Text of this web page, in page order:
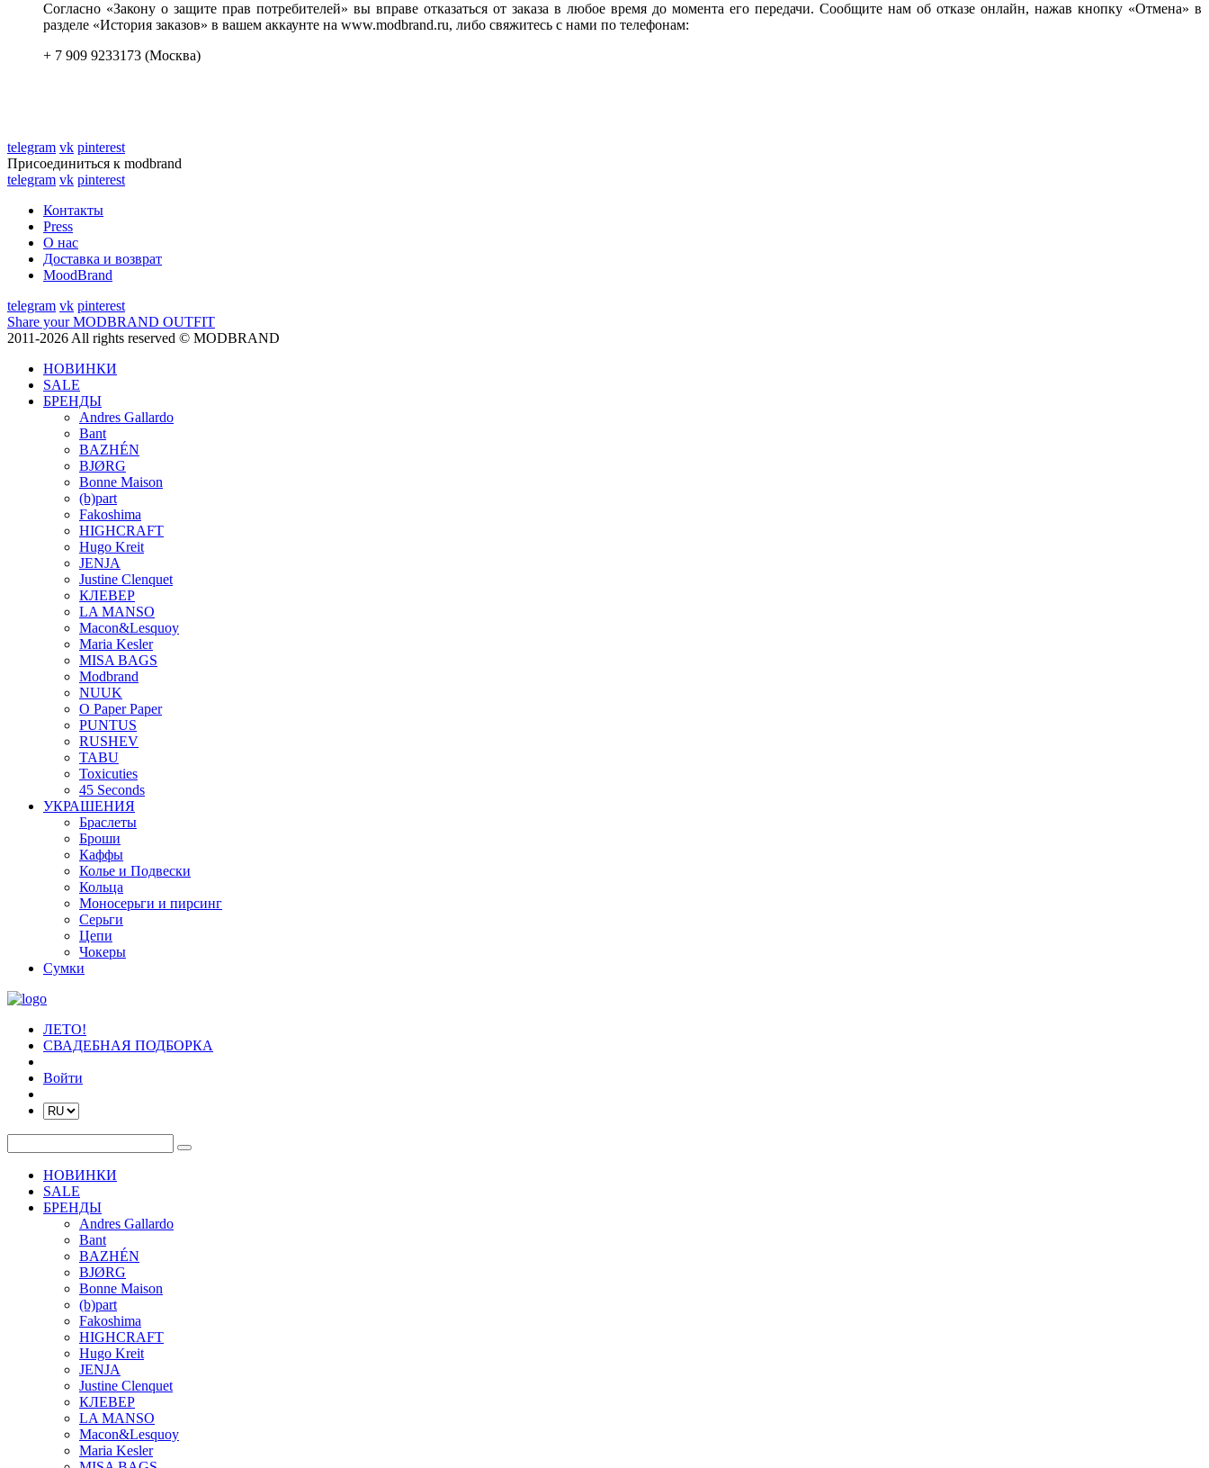
Согласно «Закону о защите прав потребителей» вы вправе отказаться от заказа в любое время до момента его передачи. Сообщите нам об отказе онлайн, нажав кнопку «Отмена» в
разделе «История заказов» в вашем аккаунте на www.modbrand.ru, либо свяжитесь с нами по телефонам:
+ 7 909 9233173 (Москва)
telegram vk pinterest
Присоединиться к modbrand
telegram vk pinterest
Контакты
Press
О нас
Доставка и возврат
MoodBrand
telegram vk pinterest
Share your MODBRAND OUTFIT
2011-2026 All rights reserved © MODBRAND
НОВИНКИ
SALE
БРЕНДЫ
Andres Gallardo
Bant
BAZHÉN
BJØRG
Bonne Maison
(b)part
Fakoshima
HIGHCRAFT
Hugo Kreit
JENJA
Justine Clenquet
КЛЕВЕР
LA MANSO
Macon&Lesquoy
Maria Kesler
MISA BAGS
Modbrand
NUUK
O Paper Paper
PUNTUS
RUSHEV
TABU
Toxicuties
45 Seconds
УКРАШЕНИЯ
Браслеты
Броши
Каффы
Колье и Подвески
Кольца
Моносерьги и пирсинг
Серьги
Цепи
Чокеры
Сумки
ЛЕТО!
СВАДЕБНАЯ ПОДБОРКА
Войти
НОВИНКИ
SALE
БРЕНДЫ
Andres Gallardo
Bant
BAZHÉN
BJØRG
Bonne Maison
(b)part
Fakoshima
HIGHCRAFT
Hugo Kreit
JENJA
Justine Clenquet
КЛЕВЕР
LA MANSO
Macon&Lesquoy
Maria Kesler